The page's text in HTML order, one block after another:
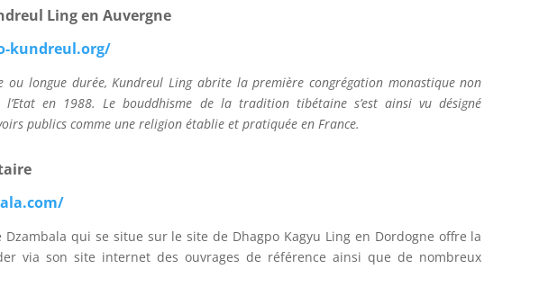
Ling en Auvergne
kundreul.org/
ou longue durée, Kundreul Ling abrite la première congrégation monastique non
en 1988. Le bouddhisme de la tradition tibétaine s’est ainsi vu désigné
publics comme une religion établie et pratiquée en France.
qui se situe sur le site de Dhagpo Kagyu Ling en Dordogne offre la
via son site internet des ouvrages de référence ainsi que de nombreux